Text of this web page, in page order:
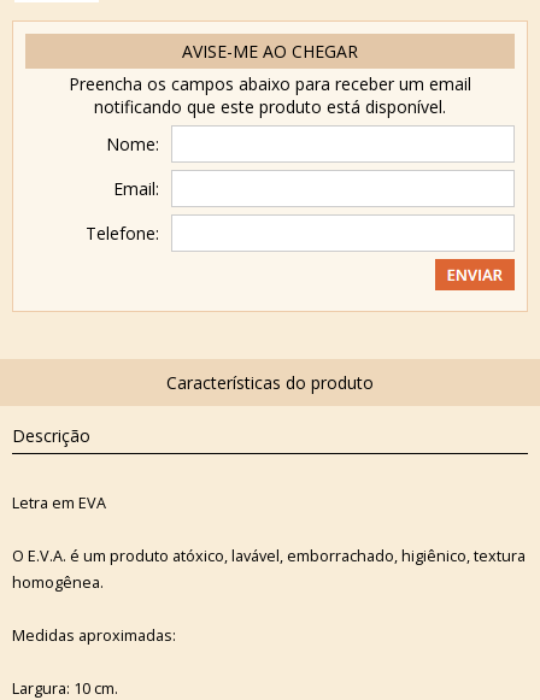
AVISE-ME AO CHEGAR
Preencha os campos abaixo para receber um email
notificando que este produto está disponível.
Nome:
Email:
Telefone:
Descrição
Letra em EVA
O E.V.A. é um produto atóxico, lavável, emborrachado, higiênico, textura
homogênea.
Medidas aproximadas:
Largura: 10 cm.